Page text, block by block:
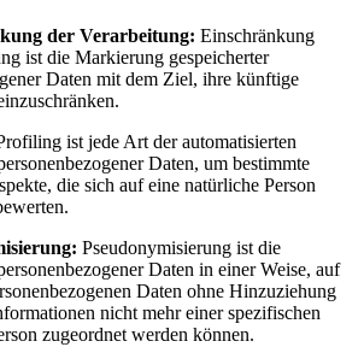
der Verarbeitung: Einschränkung
ist die Markierung gespeicherter
Daten mit dem Ziel, ihre künftige
ist jede Art der automatisierten
Daten, um bestimmte
die sich auf eine natürliche Person
Pseudonymisierung ist die
Daten in einer Weise, auf
Daten ohne Hinzuziehung
nicht mehr einer spezifischen
zugeordnet werden können.